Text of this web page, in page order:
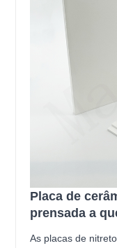
Placa de
prensada a
As placas de